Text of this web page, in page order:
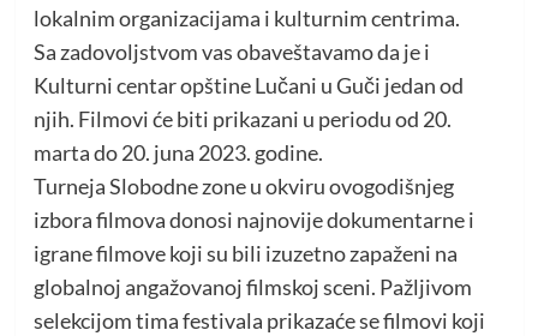
lokalnim organizacijama i kulturnim centrima.
Sa zadovoljstvom vas obaveštavamo da je i
Kulturni centar opštine Lučani u Guči jedan od
njih. Filmovi će biti prikazani u periodu od 20.
marta do 20. juna 2023. godine.
Turneja Slobodne zone u okviru ovogodišnjeg
izbora filmova donosi najnovije dokumentarne i
igrane filmove koji su bili izuzetno zapaženi na
globalnoj angažovanoj filmskoj sceni. Pažljivom
selekcijom tima festivala prikazaće se filmovi koji